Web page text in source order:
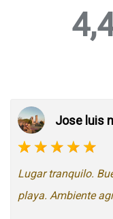
Jose luis
Lugar tranquilo.
playa. Ambiente